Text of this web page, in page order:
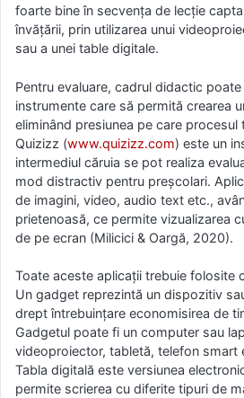
foarte bine în secvența de lecție
învățării, prin utilizarea unui
sau a unei table digitale.
Pentru evaluare, cadrul didactic
instrumente care să permită crearea
eliminând presiunea pe care
Quizizz (www.quizizz.com) este un
intermediul căruia se pot realiza
mod distractiv pentru preșcolari.
de imagini, video, audio text etc.,
prietenoasă, ce permite vizualizarea
de pe ecran (Milicici & Oargă, 2020).
Toate aceste aplicații trebuie folosite
Un gadget reprezintă un dispozitiv
drept întrebuințare economisirea de
Gadgetul poate fi un computer sau
videoproiector, tabletă, telefon smart
Tabla digitală este versiunea
permite scrierea cu diferite tipuri de